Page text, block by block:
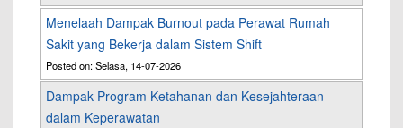
Menelaah Dampak Burnout pada Perawat Rumah
Sakit yang Bekerja dalam Sistem Shift
Posted on: Selasa, 14-07-2026
Dampak Program Ketahanan dan Kesejahteraan
dalam Keperawatan